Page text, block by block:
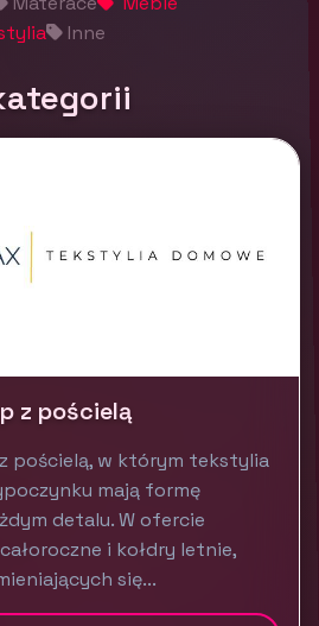
Inne
z pościelą
pościelą, w którym tekstylia
mają formę
detalu. W ofercie
i kołdry letnie,
się...